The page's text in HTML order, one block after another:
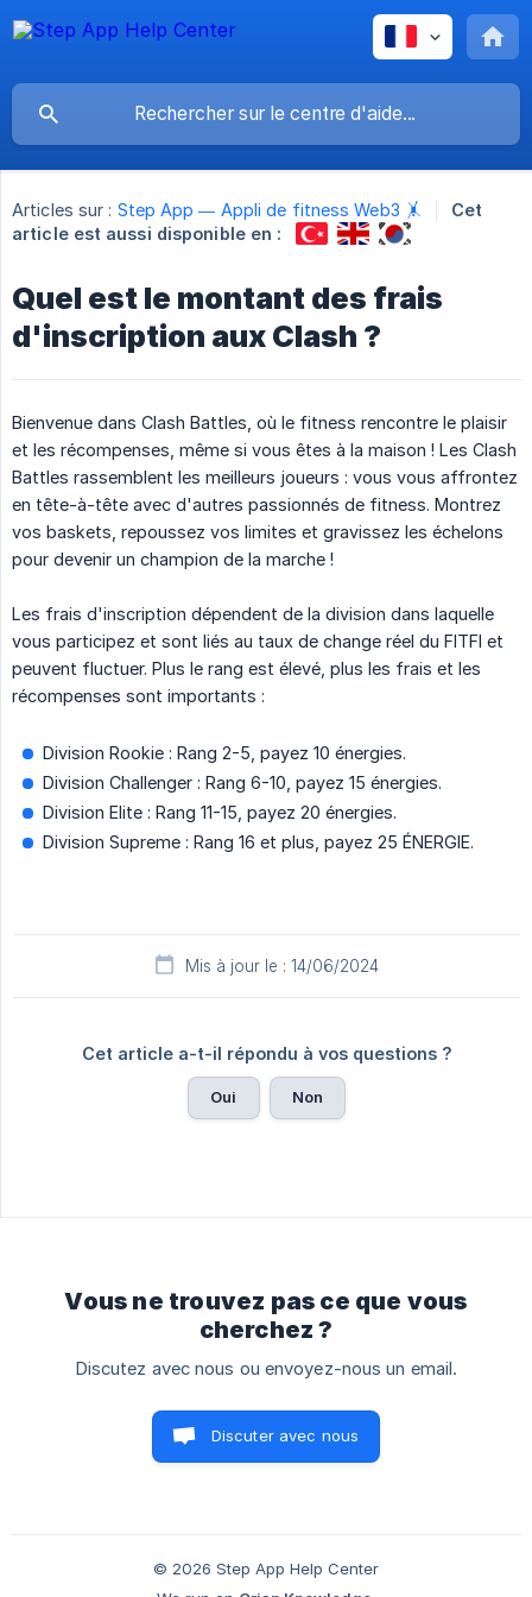
Articles sur : Step App — Appli de fitness Web3 🤸
Cet
article est aussi disponible en :
Quel est le montant des frais
d'inscription aux Clash ?
Bienvenue dans Clash Battles, où le fitness rencontre le plaisir
et les récompenses, même si vous êtes à la maison ! Les Clash
Battles rassemblent les meilleurs joueurs : vous vous affrontez
en tête-à-tête avec d'autres passionnés de fitness. Montrez
vos baskets, repoussez vos limites et gravissez les échelons
pour devenir un champion de la marche !
Les frais d'inscription dépendent de la division dans laquelle
vous participez et sont liés au taux de change réel du FITFI et
peuvent fluctuer. Plus le rang est élevé, plus les frais et les
récompenses sont importants :
Division Rookie : Rang 2-5, payez 10 énergies.
Division Challenger : Rang 6-10, payez 15 énergies.
Division Elite : Rang 11-15, payez 20 énergies.
Division Supreme : Rang 16 et plus, payez 25 ÉNERGIE.
Mis à jour le : 14/06/2024
Cet article a-t-il répondu à vos questions ?
Oui Non
Vous ne trouvez pas ce que vous
cherchez ?
Discutez avec nous ou envoyez-nous un email.
Discuter avec nous
© 2026 Step App Help Center